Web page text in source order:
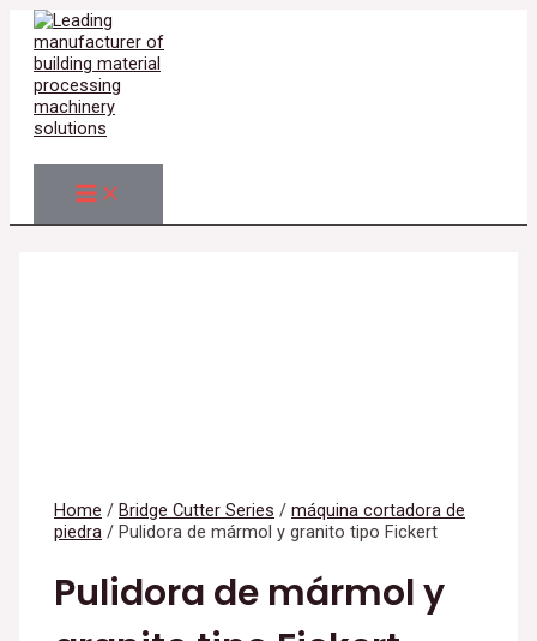
Skip
content
MENU
Home /Bridge Cutter Series /máquina cortadora de
piedra / Pulidora de mármol y granito tipo Fickert
Pulidora de mármol y